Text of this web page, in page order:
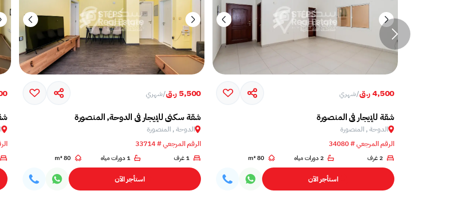
4,500 ر.ق /شهري
شقة للإيجار في المنصورة
الدوحة , المنصورة
الرقم المرجعي # 34080
2 غرف 2 دورات مياه 80 m²
استأجر الآن
5,500 ر.ق /شهري
شقة سكني للإيجار في الدوحة, المنصورة
الدوحة , المنصورة
الرقم المرجعي # 33714
1 غرف 1 دورات مياه 80 m²
استأجر الآن